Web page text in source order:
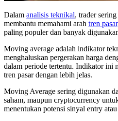
Dalam analisis teknikal, trader
membantu memahami arah tren pasar
paling populer dan banyak
Moving average adalah indikator
menghaluskan pergerakan harga
dalam periode tertentu. Indikator ini
tren pasar dengan lebih jelas.
Moving Average sering digunakan
saham, maupun cryptocurrency
menentukan potensi sinyal entry